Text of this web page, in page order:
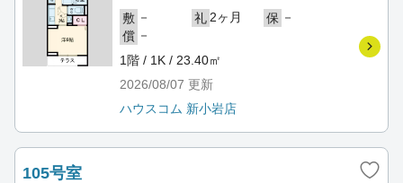
敷 － 礼 2ヶ月 保 －
償 －
1階 / 1K / 23.40㎡
2026/08/07 更新
ハウスコム 新小岩店
105号室